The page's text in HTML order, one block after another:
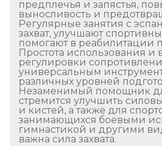
предплечья и запястья,
выносливость и
Регулярные занятия с
захват, улучшают
помогают в реабилитации
Простота использования и
регулировки
универсальным
различных уровней
Незаменимый помощник
стремится улучшить
и кистей, а также для
занимающихся боевыми
гимнастикой и другими
важна сила захвата.